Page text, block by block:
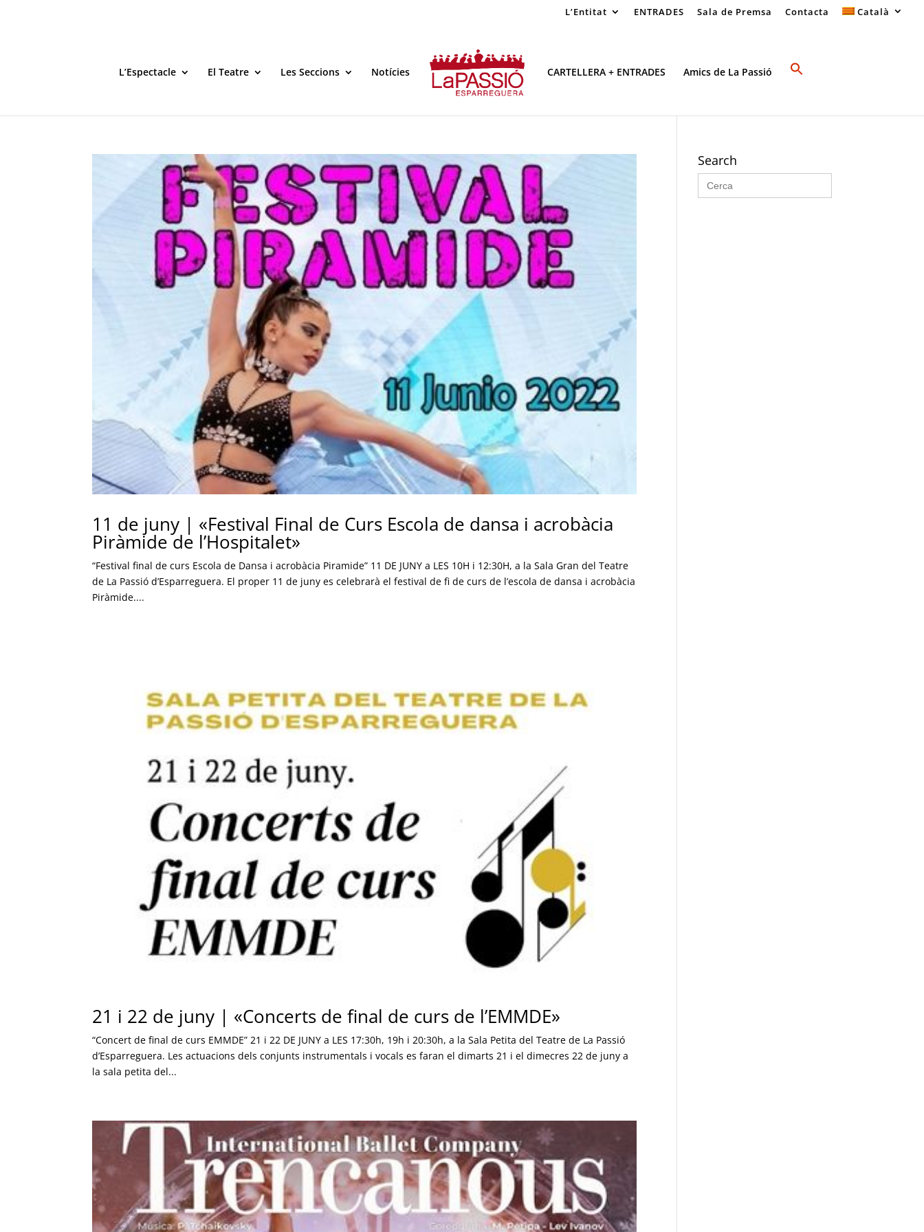
L’Entitat ENTRADES Sala de Premsa Contacta Català
L’Espectacle El Teatre Les Seccions Notícies CARTELLERA + ENTRADES Amics de La Passió
11 de juny | «Festival Final de Curs Escola de dansa i acrobàcia
Piràmide de l’Hospitalet»
“Festival final de curs Escola de Dansa i acrobàcia Piramide” 11 DE JUNY a LES 10H i 12:30H, a la Sala Gran del Teatre
de La Passió d’Esparreguera. El proper 11 de juny es celebrarà el festival de fi de curs de l’escola de dansa i acrobàcia
Piràmide....
21 i 22 de juny | «Concerts de final de curs de l’EMMDE»
“Concert de final de curs EMMDE” 21 i 22 DE JUNY a LES 17:30h, 19h i 20:30h, a la Sala Petita del Teatre de La Passió
d’Esparreguera. Les actuacions dels conjunts instrumentals i vocals es faran el dimarts 21 i el dimecres 22 de juny a
la sala petita del...
Search
Search
for: